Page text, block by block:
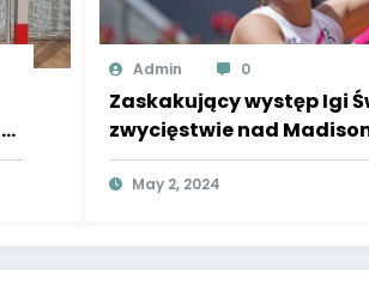
Admin 0
Zaskakujący występ Igi
zwycięstwie nad Madison
Express.
May 2, 2024